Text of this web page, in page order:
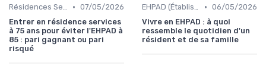
Résidences Services Seniors • 07/05/2026
Entrer en résidence services
à 75 ans pour éviter l'EHPAD à
85 : pari gagnant ou pari
risqué
EHPAD (Établissements d'Hébergement pour Personnes Âgées Dépendantes) • 06/05/2026
Vivre en EHPAD : à quoi
ressemble le quotidien d'un
résident et de sa famille